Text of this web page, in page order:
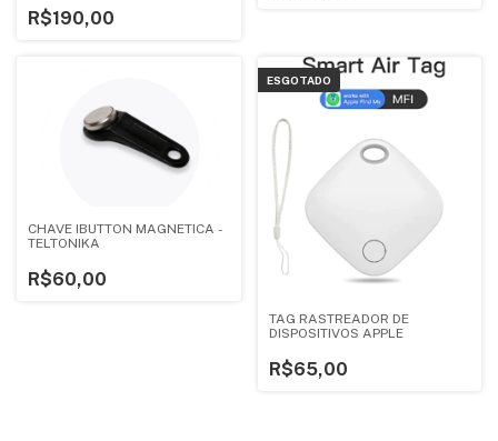
R$190,00
CHAVE IBUTTON MAGNETICA -
TELTONIKA
R$60,00
ESGOTADO
TAG RASTREADOR DE
DISPOSITIVOS APPLE
R$65,00